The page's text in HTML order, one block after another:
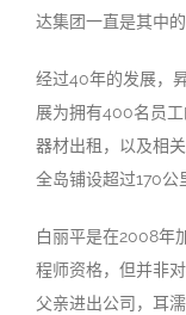
达集团一直是其中
经过40年的发展，
展为拥有400名员
器材出租，以及相
全岛铺设超过170公
白丽平是在2008年
程师资格，但并非
父亲进出公司，耳濡